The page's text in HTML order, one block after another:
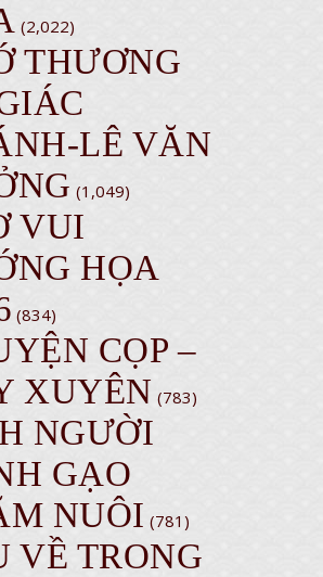
(2,022)
THƯƠNG
LÊ VĂN
(1,049)
VUI
HỌA
(834)
CỌP –
XUYÊN (783)
NGƯỜI
GẠO
NUÔI (781)
VỀ TRONG